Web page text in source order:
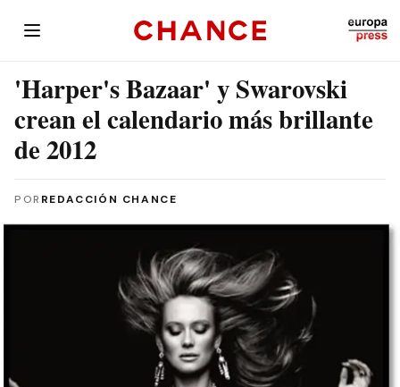
'Harper's Bazaar' y Swarovski
crean el calendario más brillante
de 2012
POR REDACCIÓN CHANCE